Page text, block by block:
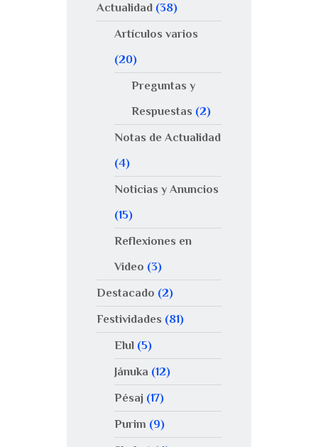
Actualidad (38)
Artículos varios
(20)
Preguntas y
Respuestas (2)
Notas de Actualidad
(4)
Noticias y Anuncios
(15)
Reflexiones en
Video (3)
Destacado (2)
Festividades (81)
Elul(5)
Jánuka (12)
Pésaj(17)
Purim (9)